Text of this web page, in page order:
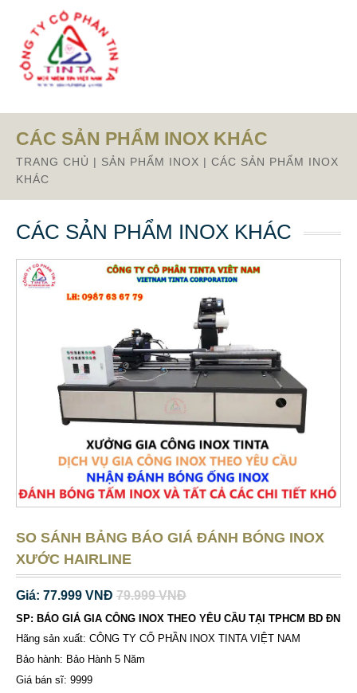
From this section downward is Zalo source code
CÁC SẢN PHẨM INOX KHÁC
TRANG CHỦ | SẢN PHẨM INOX | CÁC SẢN PHẨM INOX
KHÁC
CÁC SẢN PHẨM INOX KHÁC
SO SÁNH BẢNG BÁO GIÁ ĐÁNH BÓNG INOX
XƯỚC HAIRLINE
Giá: 77.999 VNĐ 79.999 VNĐ
SP: BÁO GIÁ GIA CÔNG INOX THEO YÊU CẦU TẠI TPHCM BD ĐN
Hãng sản xuất: CÔNG TY CỔ PHẦN INOX TINTA VIỆT NAM
Bảo hành: Bảo Hành 5 Năm
Giá bán sĩ: 9999